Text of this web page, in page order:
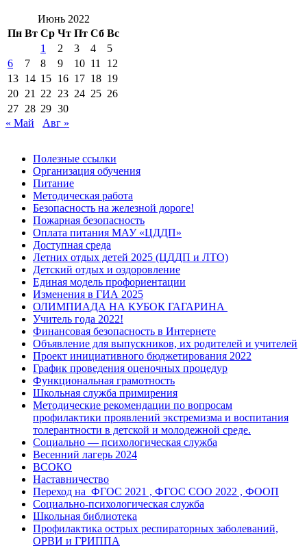
Июнь 2022
Пн Вт Ср Чт Пт Сб Вс
1
2 3 4
5
6
7 8 9 10 11
12
13 14 15 16 17 18 19
20 21 22 23 24 25 26
27 28 29 30
« Май
Авг »
Полезные ссылки
Организация обучения
Питание
Методическая работа
Безопасность на железной дороге!
Пожарная безопасность
Оплата питания МАУ «ЦДДП»
Доступная среда
Летних отдых детей 2025 (ЦДДП и ЛТО)
Детский отдых и оздоровление
Единая модель профориентации
Изменения в ГИА 2025
ОЛИМПИАДА НА КУБОК ГАГАРИНА
Учитель года 2022!
Финансовая безопасность в Интернете
Объявление для выпускников, их родителей и учителей
Проект инициативного бюджетирования 2022
График проведения оценочных процедур
Функциональная грамотность
Школьная служба примирения
Методические рекомендации по вопросам
профилактики проявлений экстремизма и воспитания
толерантности в детской и молодежной среде.
Социально — психологическая служба
Весенний лагерь 2024
ВСОКО
Наставничество
Переход на ФГОС 2021 , ФГОС СОО 2022 , ФООП
Социально-психологическая служба
Школьная библиотека
Профилактика острых респираторных заболеваний,
ОРВИ и ГРИППА